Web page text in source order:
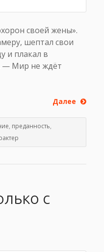
своей жены».
шептал свои
и плакал в
— Мир не ждёт
Далее
, преданность,
с